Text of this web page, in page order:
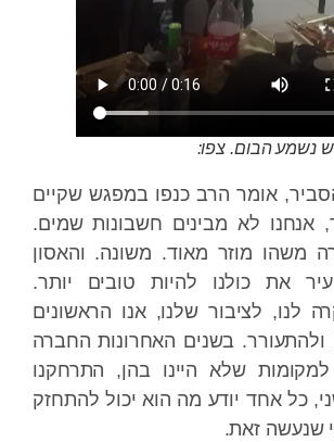
נשמע הבום. צפו:
אומר הרב כנפו במפגש שקיים
אנחנו לא מבינים חשבונות שמים.
משהו מוזר מאוד. משונה. והאסון
את כולנו להיות טובים יותר.
לנו, לציבור שלנו, אנו הראשונים
ולהתעורר. בשנים האחרונות החברה
שלא היינו בהן, התרחקנו
כל אחד יודע מה הוא יכול להתחזק
שנעשה זאת.